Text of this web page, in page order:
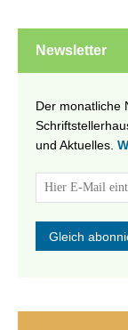
Newsletter
Der monatliche
und Aktuelles.